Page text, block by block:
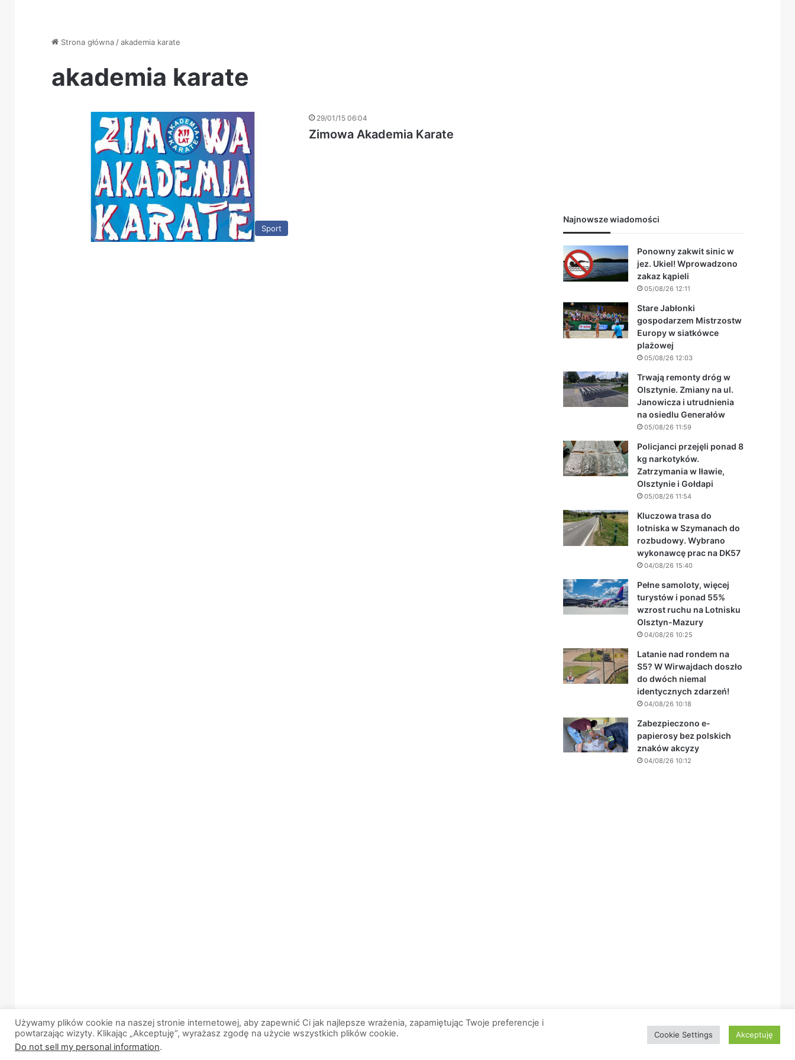
Strona główna /akademia karate
akademia karate
Sport
29/01/15 06:04
Zimowa Akademia Karate
Najnowsze wiadomości
Ponowny zakwit sinic w
jez. Ukiel! Wprowadzono
zakaz kąpieli
05/08/26 12:11
Stare Jabłonki
gospodarzem Mistrzostw
Europy w siatkówce
plażowej
05/08/26 12:03
Trwają remonty dróg w
Olsztynie. Zmiany na ul.
Janowicza i utrudnienia
na osiedlu Generałów
05/08/26 11:59
Policjanci przejęli ponad 8
kg narkotyków.
Zatrzymania w Iławie,
Olsztynie i Gołdapi
05/08/26 11:54
Kluczowa trasa do
lotniska w Szymanach do
rozbudowy. Wybrano
wykonawcę prac na DK57
04/08/26 15:40
Pełne samoloty, więcej
turystów i ponad 55%
wzrost ruchu na Lotnisku
Olsztyn-Mazury
04/08/26 10:25
Latanie nad rondem na
S5? W Wirwajdach doszło
do dwóch niemal
identycznych zdarzeń!
04/08/26 10:18
Zabezpieczono e-
papierosy bez polskich
znaków akcyzy
04/08/26 10:12
© 2013-2026, All Rights Reserved. Wszelkie prawa zastrzeżone. | Wiadomosci.Olsztyn.pl Polityka prywatności Kontakt
Używamy plików cookie na naszej stronie internetowej, aby zapewnić Ci jak najlepsze wrażenia, zapamiętując Twoje preferencje i
powtarzając wizyty. Klikając „Akceptuję”, wyrażasz zgodę na użycie wszystkich plików cookie.
Do not sell my personal information.
Cookie Settings Akceptuję